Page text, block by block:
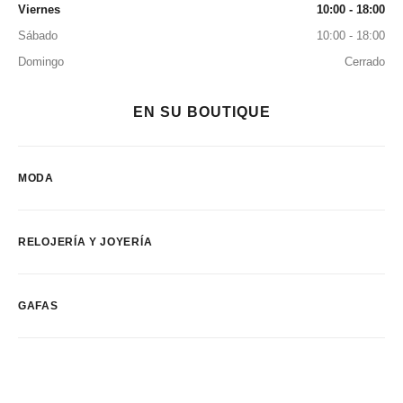
Viernes
10:00 - 18:00
Sábado
10:00 - 18:00
Domingo
Cerrado
EN SU BOUTIQUE
MODA
RELOJERÍA Y JOYERÍA
GAFAS